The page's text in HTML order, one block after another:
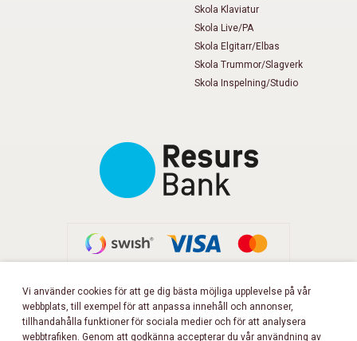
Skola Klaviatur
Skola Live/PA
Skola Elgitarr/Elbas
Skola Trummor/Slagverk
Skola Inspelning/Studio
FÖLJ OSS PÅ FACEBOOK!
Vi använder cookies för att ge dig bästa möjliga upplevelse på vår
webbplats, till exempel för att anpassa innehåll och annonser,
tillhandahålla funktioner för sociala medier och för att analysera
webbtrafiken. Genom att godkänna accepterar du vår användning av